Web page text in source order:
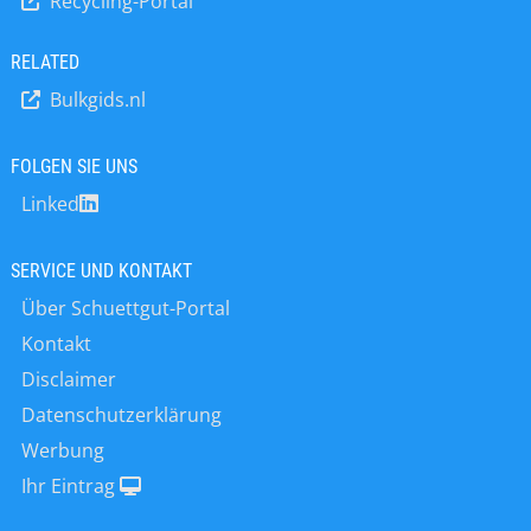
RELATED
Bulkgids.nl
FOLGEN SIE UNS
Linked
SERVICE UND KONTAKT
Über Schuettgut-Portal
Kontakt
Disclaimer
Datenschutzerklärung
Werbung
Ihr Eintrag